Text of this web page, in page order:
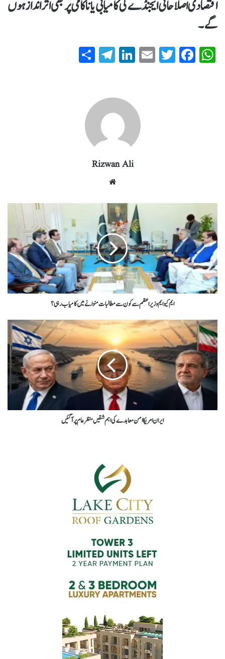
اقتصادی اصلاحاتی ایجنڈے کی کامیابی یا ناکامی پر بھی اثرانداز ہوں
گے۔
W
ha
Fa
ce
T
wi
E
m
Li
nk
In
T
el
ra
m
Rizwan Ali
ایم کیو ایم وزیر اعظم سے کون سے مطالبات منوانے میں کامیاب رہی؟
ایران امریکا امن معاہدے کی اہم شقیں منظر عام پرآ گئیں